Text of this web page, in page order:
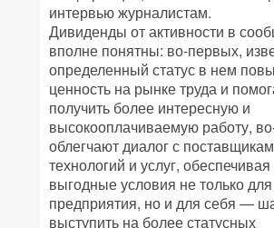
интервью журналистам.
Дивиденды от активности в
вполне понятны: во-первых,
определенный статус в нем
ценность на рынке труда и
получить более интересную и
высокооплачиваемую работу,
облегчают диалог с
технологий и услуг,
выгодные условия не только для
предприятия, но и для себя —
выступить на более статусных